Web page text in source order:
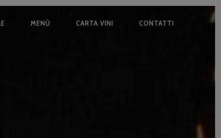
MENÙ CARTA VINI CONTATTI